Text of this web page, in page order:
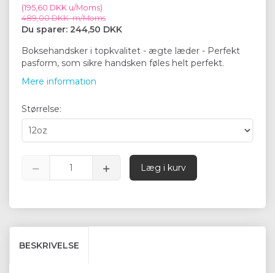
(195,60 DKK u/Moms)
489,00 DKKm/Moms
Du sparer: 244,50 DKK
Boksehandsker i topkvalitet - ægte læder - Perfekt
pasform, som sikre handsken føles helt perfekt.
Mere information
Størrelse:
Læg i kurv
BESKRIVELSE